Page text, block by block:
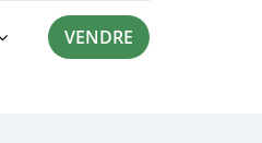
VENDRE